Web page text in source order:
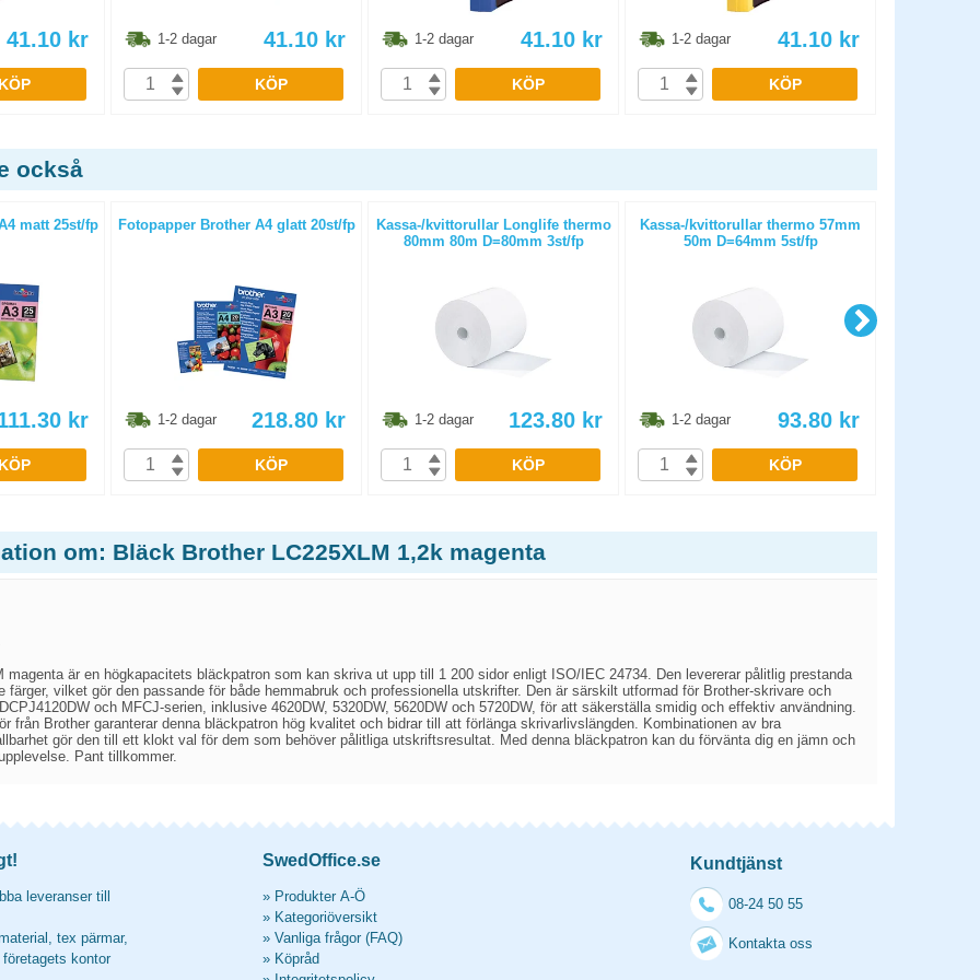
41.10 kr
KÖP
1-2 dagar 41.10 kr
KÖP
1-2 dagar 41.10 kr
KÖP
1-2 dagar 41.10 kr
KÖP
också
matt 25st/fp
kr
KÖP
Fotopapper Brother A4 glatt 20st/fp
1-2 dagar 218.80 kr
KÖP
Kassa-/kvittorullar Longlife thermo
80mm 80m D=80mm 3st/fp
1-2 dagar 123.80 kr
KÖP
Kassa-/kvittorullar thermo 57mm
50m D=64mm 5st/fp
1-2 dagar 93.80 kr
KÖP
om: Bläck Brother LC225XLM 1,2k magenta
magenta är en högkapacitets bläckpatron som kan skriva ut upp till 1 200 sidor enligt ISO/IEC 24734. Den levererar pålitlig prestanda
färger, vilket gör den passande för både hemmabruk och professionella utskrifter. Den är särskilt utformad för Brother-skrivare och
och MFCJ-serien, inklusive 4620DW, 5320DW, 5620DW och 5720DW, för att säkerställa smidig och effektiv användning.
från Brother garanterar denna bläckpatron hög kvalitet och bidrar till att förlänga skrivarlivslängden. Kombinationen av bra
gör den till ett klokt val för dem som behöver pålitliga utskriftsresultat. Med denna bläckpatron kan du förvänta dig en jämn och
Pant tillkommer.
leveranser till
tex pärmar,
kontor
SwedOffice.se
» Produkter A-Ö
» Kategoriöversikt
» Vanliga frågor (FAQ)
» Köpråd
Kundtjänst
08-24 50 55
Kontakta oss